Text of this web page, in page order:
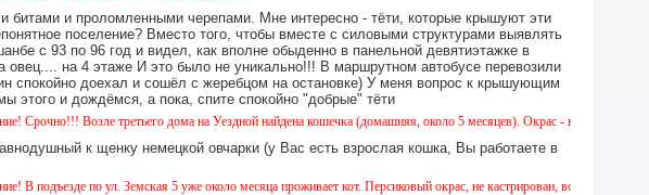
и проломленными черепами. Мне интересно - тёти, которые крышуют эти
поселение? Вместо того, чтобы вместе с силовыми структурами выявлять
с 93 по 96 год и видел, как вполне обыденно в панельной девятиэтажке в
овец.... на 4 этаже И это было не уникально!!! В маршрутном автобусе перевозили
спокойно доехал и сошёл с жеребцом на остановке) У меня вопрос к крышующим
и дождёмся, а пока, спите спокойно "добрые" тёти
Возле третьего дома на Уездной найдена кошечка (домашняя, около 5 месяцев). Окрас - камышовый, на один
к щенку немецкой овчарки (у Вас есть взрослая кошка, Вы работаете в
по ул. Земская 5 уже около месяца проживает кот. Персиковый окрас, не кастрирован, возраст менее года,